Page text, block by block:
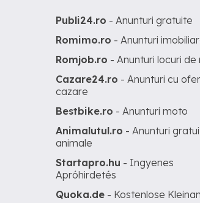
Publi24.ro - Anunturi gratuite
Romimo.ro - Anunturi
Romjob.ro - Anunturi locuri de
Cazare24.ro - Anunturi cu
cazare
Bestbike.ro - Anunturi moto
Animalutul.ro - Anunturi
animale
Startapro.hu - Ingyenes
Apróhirdetés
Quoka.de - Kostenlose